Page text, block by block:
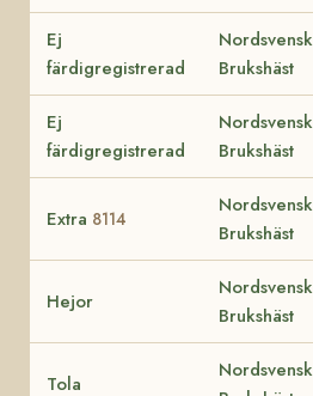
Ej
färdigregistrerad
Nordsvensk
Brukshäst
Ej
färdigregistrerad
Nordsvensk
Brukshäst
Extra 8114
Nordsvensk
Brukshäst
Hejor
Nordsvensk
Brukshäst
Tola
Nordsvensk